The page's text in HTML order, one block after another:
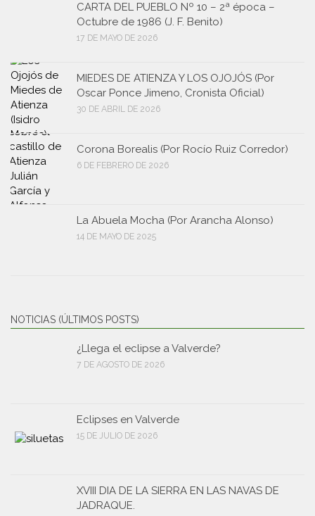
CARTA DEL PUEBLO Nº 10 – 2ª época –
Octubre de 1986 (J. F. Benito)
17 DE MAYO DE 2026
MIEDES DE ATIENZA Y LOS OJOJÓS (Por
Oscar Ponce Jimeno, Cronista Oficial)
30 DE ABRIL DE 2026
Corona Borealis (Por Rocío Ruiz Corredor)
6 DE FEBRERO DE 2026
La Abuela Mocha (Por Arancha Alonso)
14 DE MAYO DE 2025
NOTICIAS (ÚLTIMOS POSTS)
¿Llega el eclipse a Valverde?
7 DE AGOSTO DE 2026
Eclipses en Valverde
15 DE JULIO DE 2026
XVIII DIA DE LA SIERRA EN LAS NAVAS DE
JADRAQUE.